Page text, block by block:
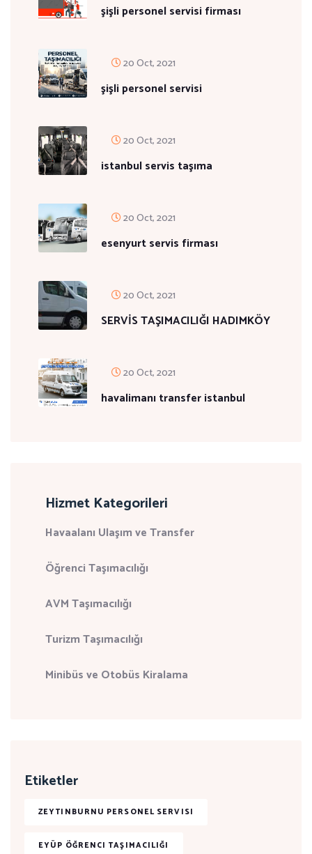
şişli personel servisi firması
20 Oct, 2021
şişli personel servisi
20 Oct, 2021
istanbul servis taşıma
20 Oct, 2021
esenyurt servis firması
20 Oct, 2021
SERVİS TAŞIMACILIĞI HADIMKÖY
20 Oct, 2021
havalimanı transfer istanbul
Hizmet Kategorileri
Havaalanı Ulaşım ve Transfer
Öğrenci Taşımacılığı
AVM Taşımacılığı
Turizm Taşımacılığı
Minibüs ve Otobüs Kiralama
Etiketler
ZEYTINBURNU PERSONEL SERVISI
EYÜP ÖĞRENCI TAŞIMACILIĞI